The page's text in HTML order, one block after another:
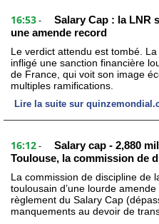
16:53 -
Salary Cap : la LNR
une amende record
Le verdict attendu est tombé.
infligé une sanction financière
de France, qui voit son image
multiples ramifications.
Lire la suite sur
16:12 -
Salary cap - 2,880
Toulouse, la commission de
La commission de discipline de
toulousain d’une lourde
règlement du Salary Cap
manquements au devoir de